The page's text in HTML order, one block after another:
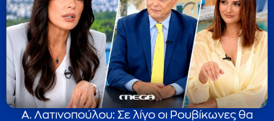
Α. Λατινοπούλου: Σε λίγο οι Ρουβίκωνες θα